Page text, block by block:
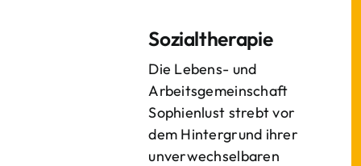
Sozialtherapie
Die Lebens- und
Arbeitsgemeinschaft
Sophienlust strebt vor
dem Hintergrund ihrer
unverwechselbaren